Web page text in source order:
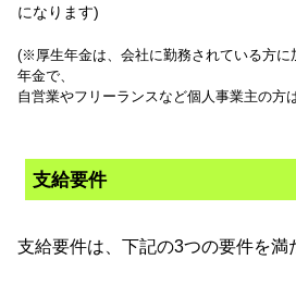
になります)
(※厚生年金は、会社に勤務されている方に
年金で、
自営業やフリーランスなど個人事業主の方
支給要件
支給要件は、下記の3つの要件を満